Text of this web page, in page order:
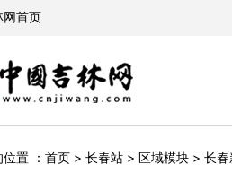
置 ： 首页 > 长春站 > 区域模块 > 长